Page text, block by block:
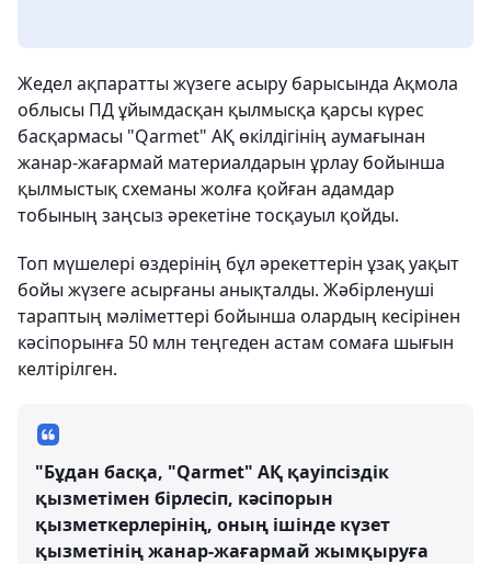
Жедел ақпаратты жүзеге асыру барысында Ақмола
облысы ПД ұйымдасқан қылмысқа қарсы күрес
басқармасы "Qarmet" АҚ өкілдігінің аумағынан
жанар-жағармай материалдарын ұрлау бойынша
қылмыстық схеманы жолға қойған адамдар
тобының заңсыз әрекетіне тосқауыл қойды.
Топ мүшелері өздерінің бұл әрекеттерін ұзақ уақыт
бойы жүзеге асырғаны анықталды. Жәбірленуші
тараптың мәліметтері бойынша олардың кесірінен
кәсіпорынға 50 млн теңгеден астам сомаға шығын
келтірілген.
"Бұдан басқа, "Qarmet" АҚ қауіпсіздік
қызметімен бірлесіп, кәсіпорын
қызметкерлерінің, оның ішінде күзет
қызметінің жанар-жағармай жымқыруға